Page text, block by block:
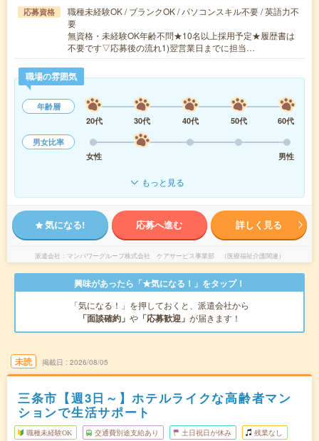
応募資格
職種未経験OK / ブランクOK / パソコンスキル不要 / 英語力不
要
無資格・未経験OK年齢不問★10名以上採用予定★履歴書は
不要です▽応募後の流れ1)翌営業日までに担当…
職場の雰囲気
年齢層
20代
30代 40代 50代
60代
男女比率
女性
男性
もっと見る
気になる! 応募へ進む 詳しく見る
派遣会社 マンパワーグループ株式会社 ケアサービス事業部 （医療福祉介護関連）
興味があったら「★気になる！」をタップ！
「気になる！」を押しておくと、派遣会社から
「面談確約」 や 「応募歓迎」 が届きます！
未読 掲載日 2026/08/05
三条市【週3日～】ホテルライクな高齢者マン
ションで生活サポート
職種未経験OK 交通費別途支給あり 土日祝日が休み 残業なし